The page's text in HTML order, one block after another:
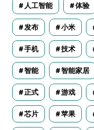
人工智能 体验
发布 小米
手机 技术
智能 智能家居
正式 游戏
芯片 苹果